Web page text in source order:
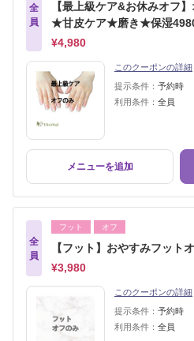
全
員
【最上級ケア&お休みオフ
★甘皮ケア★磨き★保湿
¥4,980
このクーポンの詳細
提示条件： 予約時
利用条件： 全員
メニューを追加
全
員
フット オフ
【フット】おやすみフット
¥3,980
このクーポンの詳細
提示条件： 予約時
利用条件： 全員